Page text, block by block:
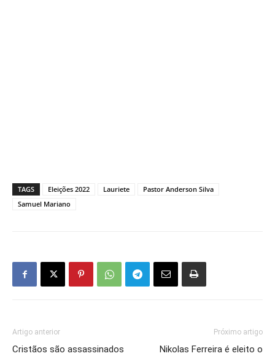
TAGS Eleições 2022 Lauriete
Pastor Anderson Silva
Samuel Mariano
Artigo anterior
Cristãos são assassinados
Próximo artigo
Nikolas Ferreira é eleito o